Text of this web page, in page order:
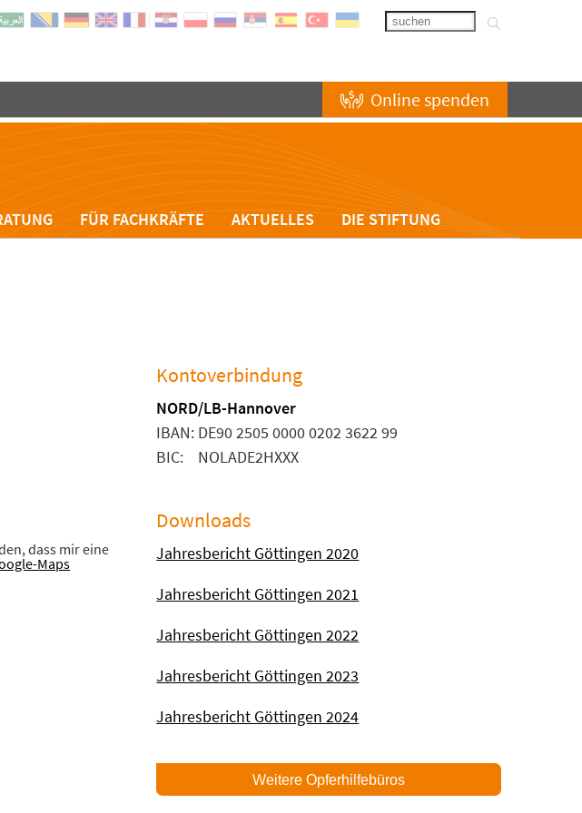
Online spenden
FÜR FACHKRÄFTE AKTUELLES DIE STIFTUNG
dass mir eine
Maps
Kontoverbindung
NORD/LB-Hannover
IBAN: DE90 2505 0000 0202 3622 99
BIC: NOLADE2HXXX
Downloads
Jahresbericht Göttingen 2020
Jahresbericht Göttingen 2021
Jahresbericht Göttingen 2022
Jahresbericht Göttingen 2023
Jahresbericht Göttingen 2024
Weitere Opferhilfebüros